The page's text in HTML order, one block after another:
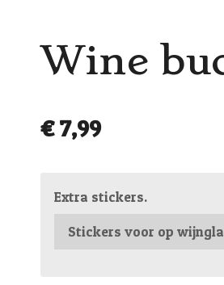
Wine
€ 7,99
Extra stickers.